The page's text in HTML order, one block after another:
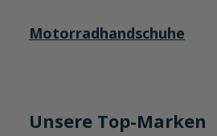
Motorradhandschuhe
Unsere Top-Marken